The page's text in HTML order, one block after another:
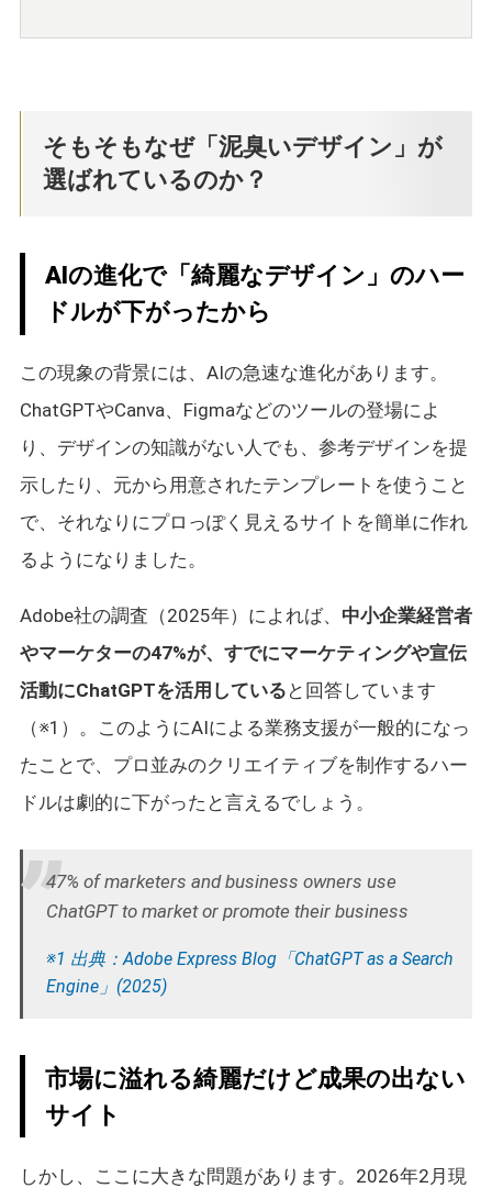
そもそもなぜ「泥臭いデザイン」が
選ばれているのか？
AIの進化で「綺麗なデザイン」のハー
ドルが下がったから
この現象の背景には、AIの急速な進化があります。
ChatGPTやCanva、Figmaなどのツールの登場によ
り、デザインの知識がない人でも、参考デザインを提
示したり、元から用意されたテンプレートを使うこと
で、それなりにプロっぽく見えるサイトを簡単に作れ
るようになりました。
Adobe社の調査（2025年）によれば、 中小企業経営者
やマーケターの47%が、すでにマーケティングや宣伝
活動にChatGPTを活用している と回答しています
（※1）。このようにAIによる業務支援が一般的になっ
たことで、プロ並みのクリエイティブを制作するハー
ドルは劇的に下がったと言えるでしょう。
47% of marketers and business owners use
ChatGPT to market or promote their business
※1 出典：Adobe Express Blog「ChatGPT as a Search
Engine」(2025)
市場に溢れる綺麗だけど成果の出ない
サイト
しかし、ここに大きな問題があります。2026年2月現